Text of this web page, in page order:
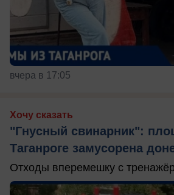
вчера в 17:05
Хочу сказать
"Гнусный свинарник":
Таганроге замусорена
Отходы вперемешку с